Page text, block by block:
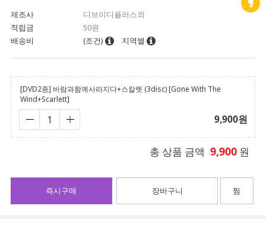
제조사
디브이디플러스외
적립금
50원
배송비
(조건) 지역별
[DVD2종] 바람과함께사라지다+스칼렛 (3disc) [Gone With The
Wind+Scarlett]
9,900원
총 상품 금액 9,900 원
장바구니
즉시구매 찜